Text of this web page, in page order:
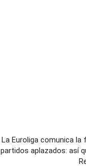
La Euroliga comunica la
partidos aplazados: así